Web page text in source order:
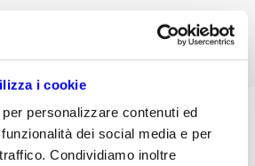
i cookie
personalizzare contenuti ed
dei social media e per
Condividiamo inoltre
con team di specialisti